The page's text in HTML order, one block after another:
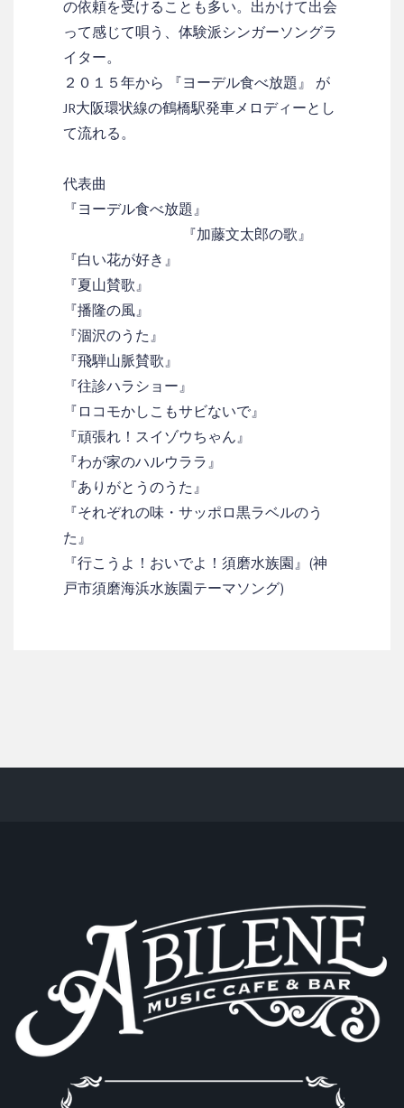
の依頼を受けることも多い。出かけて出会
って感じて唄う、体験派シンガーソングラ
イター。
２０１５年から 『ヨーデル食べ放題』 が
JR大阪環状線の鶴橋駅発車メロディーとし
て流れる。
代表曲
『ヨーデル食べ放題』
『加藤文太郎の歌』
『白い花が好き』
『夏山賛歌』
『播隆の風』
『涸沢のうた』
『飛騨山脈賛歌』
『往診ハラショー』
『ロコモかしこもサビないで』
『頑張れ！スイゾウちゃん』
『わが家のハルウララ』
『ありがとうのうた』
『それぞれの味・サッポロ黒ラベルのう
た』
『行こうよ！おいでよ！須磨水族園』(神
戸市須磨海浜水族園テーマソング)